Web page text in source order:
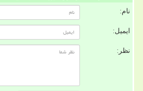
نام:
ایمیل:
نظر: